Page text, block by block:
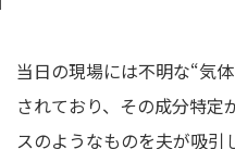
当日の現場には不明な“気
されており、その成分特定
スのようなものを夫が吸引